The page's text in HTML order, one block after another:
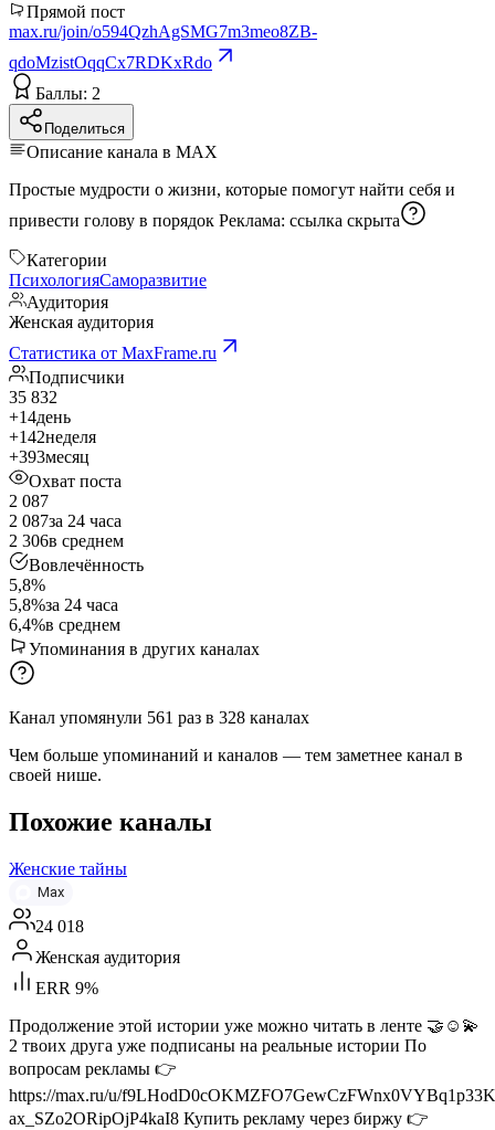
Прямой пост
max.ru/join/o594QzhAgSMG7m3meo8ZB-
qdoMzistOqqCx7RDKxRdo
Баллы: 2
Поделиться
Описание канала в MAX
Простые мудрости о жизни, которые помогут найти себя и
привести голову в порядок Реклама: ссылка скрыта
Категории
ПсихологияСаморазвитие
Аудитория
Женская аудитория
Статистика от MaxFrame.ru
Подписчики
35 832
+14день
+142неделя
+393месяц
Охват поста
2 087
2 087за 24 часа
2 306в среднем
Вовлечённость
5,8%
5,8%за 24 часа
6,4%в среднем
Упоминания в других каналах
Канал упомянули 561 раз в 328 каналах
Чем больше упоминаний и каналов — тем заметнее канал в
своей нише.
Похожие каналы
Женские тайны
Max
24 018
Женская аудитория
ERR 9%
Продолжение этой истории уже можно читать в ленте 🤝☺️💫
2 твоих друга уже подписаны на реальные истории По
вопросам рекламы 👉
https://max.ru/u/
ax_SZo2ORipOjP4kaI8 Купить рекламу через биржу 👉